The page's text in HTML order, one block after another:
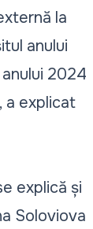
la
anului
2024
a explicat
explică și
Soloviova